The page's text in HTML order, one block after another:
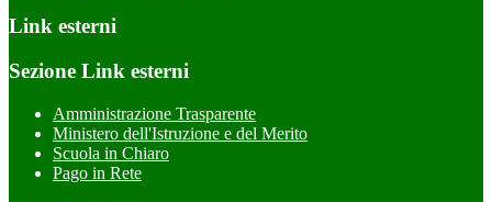
Link esterni
Sezione Link esterni
Amministrazione Trasparente
Ministero dell'Istruzione e del Merito
Scuola in Chiaro
Pago in Rete